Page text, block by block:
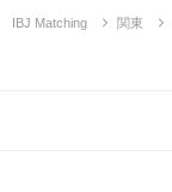
IBJ Matching 関東